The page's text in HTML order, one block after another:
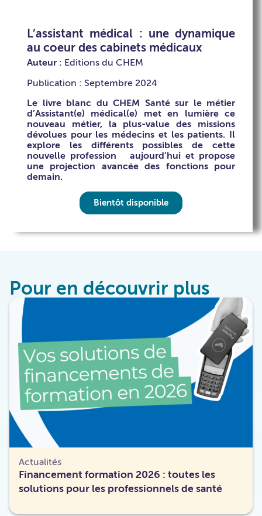
L’assistant médical : une dynamique
au coeur des cabinets médicaux
Auteur : Editions du CHEM
Publication : Septembre 2024
Le livre blanc du CHEM Santé sur le métier
d’Assistant(e) médical(e) met en lumière ce
nouveau métier, la plus-value des missions
dévolues pour les médecins et les patients. Il
explore les différents possibles de cette
nouvelle profession aujourd’hui et propose
une projection avancée des fonctions pour
demain.
Bientôt disponible
Pour en découvrir plus
Actualités
Financement formation 2026 : toutes les
solutions pour les professionnels de santé